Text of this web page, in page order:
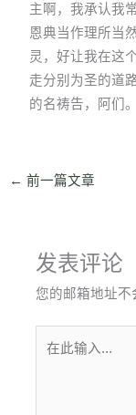
主啊，我承认我
恩典当作理所当
灵，好让我在这
走分别为圣的道
的名祷告，阿们。
← 前一篇文章
发表评论
您的邮箱地址不